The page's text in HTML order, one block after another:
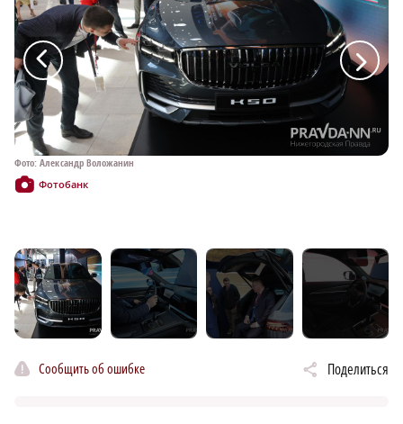
Фото: Александр Воложанин
Фотобанк
a a
Сообщить об ошибке Поделиться